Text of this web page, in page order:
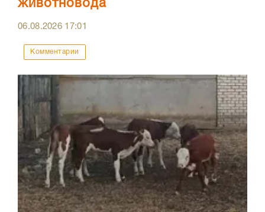
животновода
06.08.2026 17:01
Комментарии